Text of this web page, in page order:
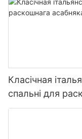
Класічная
спальні для